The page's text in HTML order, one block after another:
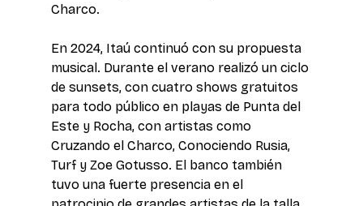
Charco.
En 2024, Itaú continuó con su propuesta
musical. Durante el verano realizó un ciclo
de sunsets, con cuatro shows gratuitos
para todo público en playas de Punta del
Este y Rocha, con artistas como
Cruzando el Charco, Conociendo Rusia,
Turf y Zoe Gotusso. El banco también
tuvo una fuerte presencia en el